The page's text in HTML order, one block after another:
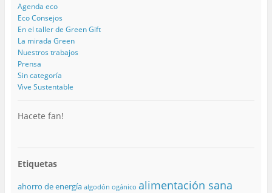
Agenda eco
Eco Consejos
En el taller de Green Gift
La mirada Green
Nuestros trabajos
Prensa
Sin categoría
Vive Sustentable
Hacete fan!
Etiquetas
ahorro de energía algodón ogánico alimentación sana